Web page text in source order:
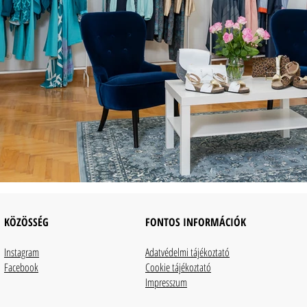
KÖZÖSSÉG
Instagram
Facebook
FONTOS INFORMÁCIÓK
Adatvédelmi tájékoztató
Cookie tájékoztató
​Impresszum